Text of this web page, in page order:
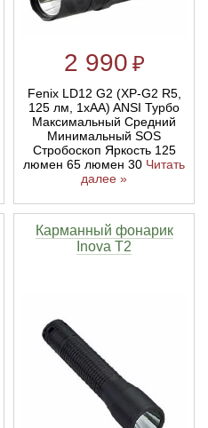
2 990 ₽
Fenix LD12 G2 (XP-G2 R5,
125 лм, 1xAA) ANSI Турбо
Максимальный Средний
Минимальный SOS
Стробоскоп Яркость 125
люмен 65 люмен 30 Читать
далее »
Карманный фонарик
Inova T2